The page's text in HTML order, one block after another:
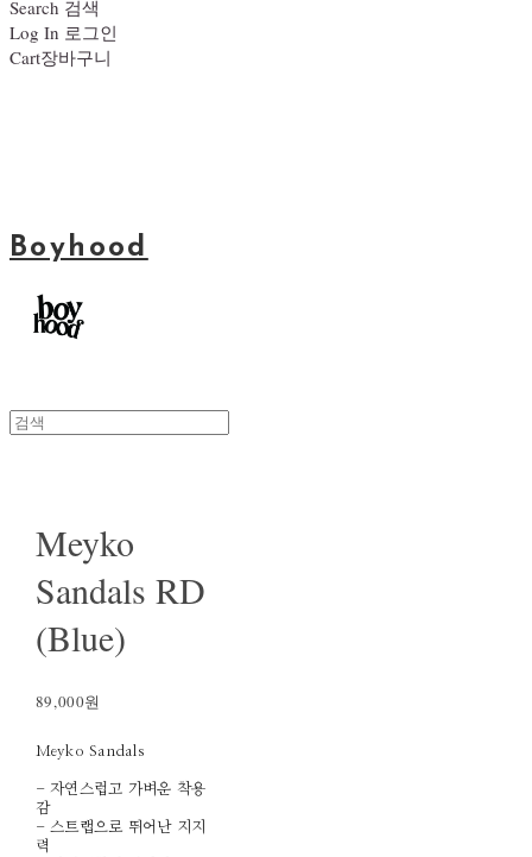
Search 검색
Log In 로그인
Cart장바구니
Boyhood
Meyko
Sandals RD
(Blue)
89,000원
Meyko Sandals
- 자연스럽고 가벼운 착용
감
- 스트랩으로 뛰어난 지지
력